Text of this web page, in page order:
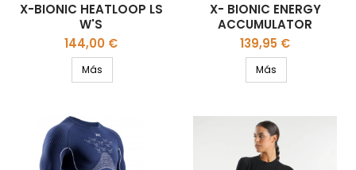
X-BIONIC HEATLOOP LS
W'S
Precio
144,00 €
Más
X- BIONIC ENERGY
ACCUMULATOR
WOMEN'S
Precio
139,95 €
Más